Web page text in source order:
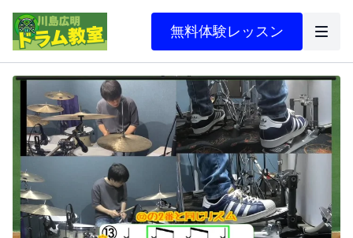
無料体験レッスン